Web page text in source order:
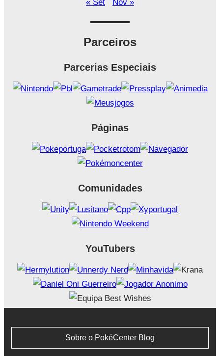
« Set
Nov »
Parceiros
Parcerias Especiais
Páginas
Comunidades
YouTubers
Sobre o PokéCenter Blog